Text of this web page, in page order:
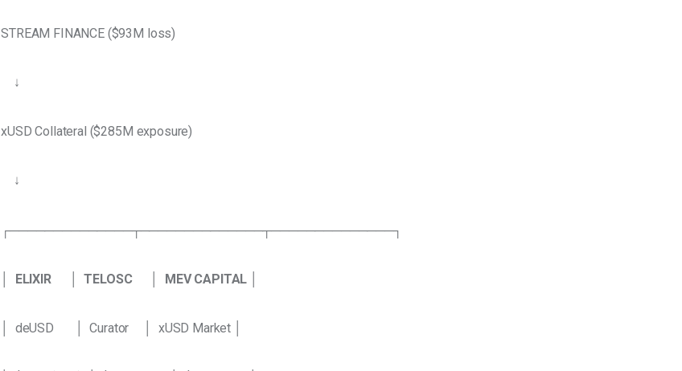
STREAM FINANCE ($93M loss)
↓
xUSD Collateral ($285M exposure)
↓
┌──────────────┬──────────────┬──────────────┐
ELIXIR │  TELOSC      │  MEV CAPITAL
│  deUSD       │  Curator     │  xUSD Market │